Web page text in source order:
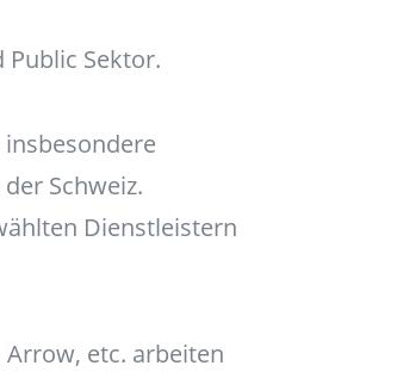
Sektor.
Schweiz.
Dienstleistern
Arrow, etc. arbeiten